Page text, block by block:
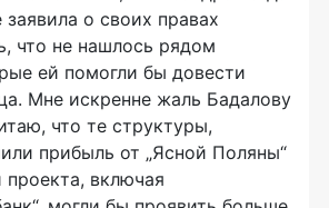
о своих правах
что не нашлось рядом
ей помогли бы довести
Мне искренне жаль Бадалову
что те структуры,
прибыль от „Ясной Поляны“
включая